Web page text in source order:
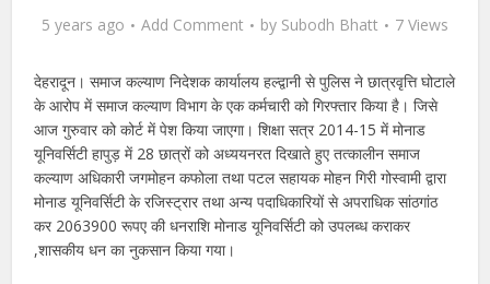
5 years ago Add Comment by Subodh Bhatt 7 Views
देहरादून। समाज कल्याण निदेशक कार्यालय हल्द्वानी से पुलिस ने छात्रवृत्ति घोटाले
के आरोप में समाज कल्याण विभाग के एक कर्मचारी को गिरफ्तार किया है। जिसे
आज गुरुवार को कोर्ट में पेश किया जाएगा। शिक्षा सत्र 2014-15 में मोनाड
यूनिवर्सिटी हापुड़ में 28 छात्रों को अध्ययनरत दिखाते हुए तत्कालीन समाज
कल्याण अधिकारी जगमोहन कफोला तथा पटल सहायक मोहन गिरी गोस्वामी द्वारा
मोनाड यूनिवर्सिटी के रजिस्ट्रार तथा अन्य पदाधिकारियों से अपराधिक सांठगांठ
कर 2063900 रूपए की धनराशि मोनाड यूनिवर्सिटी को उपलब्ध कराकर
,शासकीय धन का नुकसान किया गया।